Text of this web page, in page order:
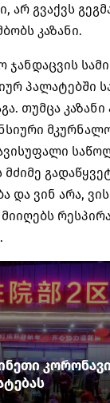
არ გვაქვს
კაზანი.
ჯანდაცვის
პალატებში
თუმცა
მძიმე
და ვინ არა,